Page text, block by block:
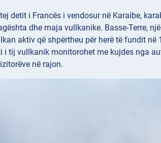
detit i Francës i vendosur në Karaibe,
dhe maja vullkanike. Basse-Terre,
aktiv që shpërtheu për herë të fundit
i tij vullkanik monitorohet me kujdes nga
në rajon.